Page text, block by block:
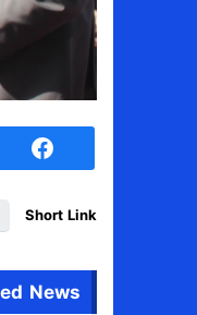
Short Link
News